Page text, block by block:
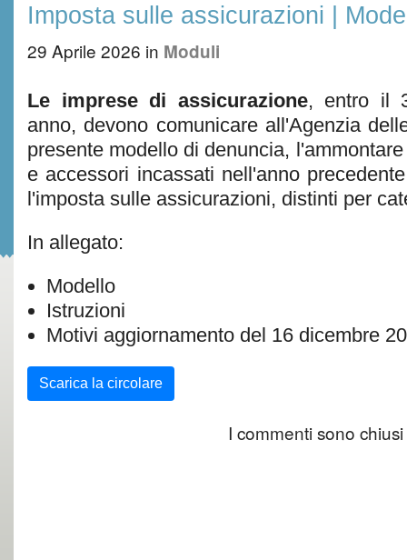
Imposta sulle assicurazioni |
29 Aprile 2026 in Moduli
Le imprese di assicurazione, entro il
anno, devono comunicare all'Agenzia
presente modello di denuncia,
e accessori incassati nell'anno
l'imposta sulle assicurazioni, distinti per
In allegato:
Modello
Istruzioni
Motivi aggiornamento del 16 dicembre
Scarica la circolare
I commenti sono chiusi